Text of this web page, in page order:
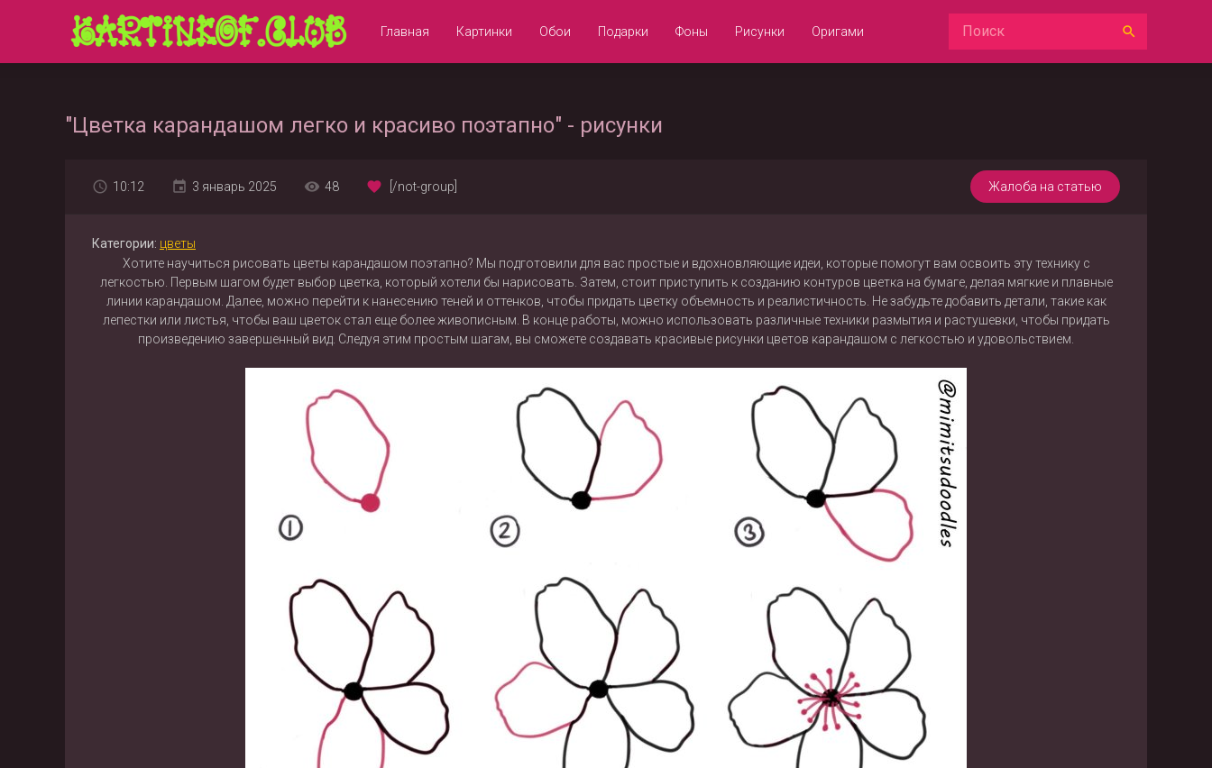
Главная Картинки Обои Подарки Фоны Рисунки Оригами
"Цветка карандашом легко и красиво поэтапно" - рисунки
Жалоба на статью
10:12 3 январь 2025 48 [/not-group]
Категории: цветы
Хотите научиться рисовать цветы карандашом поэтапно? Мы подготовили для вас простые и вдохновляющие идеи, которые помогут вам освоить эту технику с
легкостью. Первым шагом будет выбор цветка, который хотели бы нарисовать. Затем, стоит приступить к созданию контуров цветка на бумаге, делая мягкие и плавные
линии карандашом. Далее, можно перейти к нанесению теней и оттенков, чтобы придать цветку объемность и реалистичность. Не забудьте добавить детали, такие как
лепестки или листья, чтобы ваш цветок стал еще более живописным. В конце работы, можно использовать различные техники размытия и растушевки, чтобы придать
произведению завершенный вид. Следуя этим простым шагам, вы сможете создавать красивые рисунки цветов карандашом с легкостью и удовольствием.